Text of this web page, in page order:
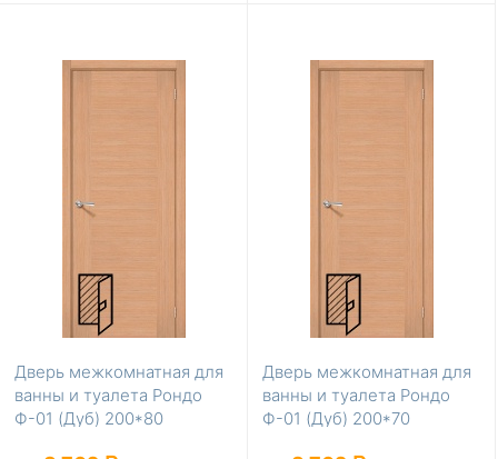
Дверь межкомнатная для
ванны и туалета Рондо
Ф-01 (Дуб) 200*80
Дверь межкомнатная для
ванны и туалета Рондо
Ф-01 (Дуб) 200*70